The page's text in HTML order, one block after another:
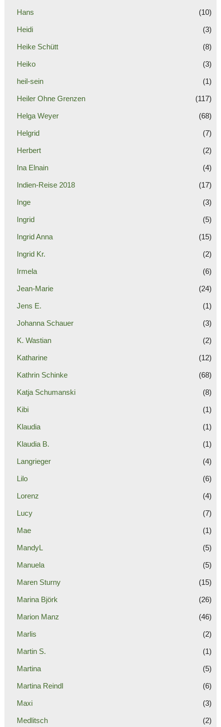
Hans (10)
Heidi (3)
Heike Schütt (8)
Heiko (3)
heil-sein (1)
Heiler Ohne Grenzen (117)
Helga Weyer (68)
Helgrid (7)
Herbert (2)
Ina Elnain (4)
Indien-Reise 2018 (17)
Inge (3)
Ingrid (5)
Ingrid Anna (15)
Ingrid Kr. (2)
Irmela (6)
Jean-Marie (24)
Jens E. (1)
Johanna Schauer (3)
K. Wastian (2)
Katharine (12)
Kathrin Schinke (68)
Katja Schumanski (8)
Kibi (1)
Klaudia (1)
Klaudia B. (1)
Langrieger (4)
Lilo (6)
Lorenz (4)
Lucy (7)
Mae (1)
MandyL (5)
Manuela (5)
Maren Sturny (15)
Marina Björk (26)
Marion Manz (46)
Marlis (2)
Martin S. (1)
Martina (5)
Martina Reindl (6)
Maxi (3)
Medlitsch (2)